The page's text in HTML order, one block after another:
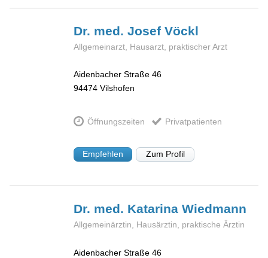
Dr. med. JosefVöckl
Allgemeinarzt, Hausarzt, praktischer Arzt
Aidenbacher Straße 46
94474 Vilshofen
Öffnungszeiten Privatpatienten
Empfehlen Zum Profil
Dr. med. KatarinaWiedmann
Allgemeinärztin, Hausärztin, praktische Ärztin
Aidenbacher Straße 46